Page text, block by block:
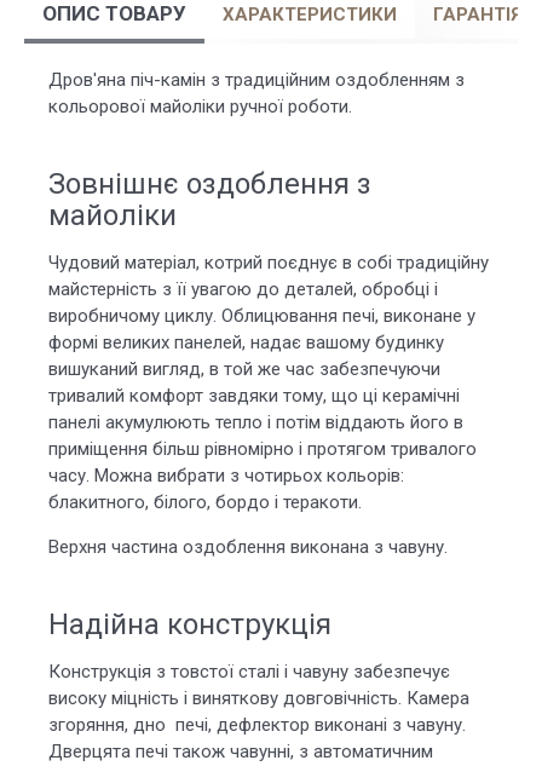
ОПИС ТОВАРУ ХАРАКТЕРИСТИКИ ГАРАНТІЯ
Дров'яна піч-камін з традиційним оздобленням з
кольорової майоліки ручної роботи.
Зовнішнє оздоблення з
майоліки
Чудовий матеріал, котрий поєднує в собі традиційну
майстерність з її увагою до деталей, обробці і
виробничому циклу. Облицювання печі, виконане у
формі великих панелей, надає вашому будинку
вишуканий вигляд, в той же час забезпечуючи
тривалий комфорт завдяки тому, що ці керамічні
панелі акумулюють тепло і потім віддають його в
приміщення більш рівномірно і протягом тривалого
часу. Можна вибрати з чотирьох кольорів:
блакитного, білого, бордо і теракоти.
Верхня частина оздоблення виконана з чавуну.
Надійна конструкція
Конструкція з товстої сталі і чавуну забезпечує
високу міцність і виняткову довговічність. Камера
згоряння, дно печі, дефлектор виконані з чавуну.
Дверцята печі також чавунні, з автоматичним